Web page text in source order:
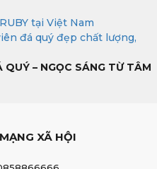
tại Việt Nam
đá quý đẹp chất lượng,
QUÝ – NGỌC SÁNG TỪ TÂM
XÃ HỘI